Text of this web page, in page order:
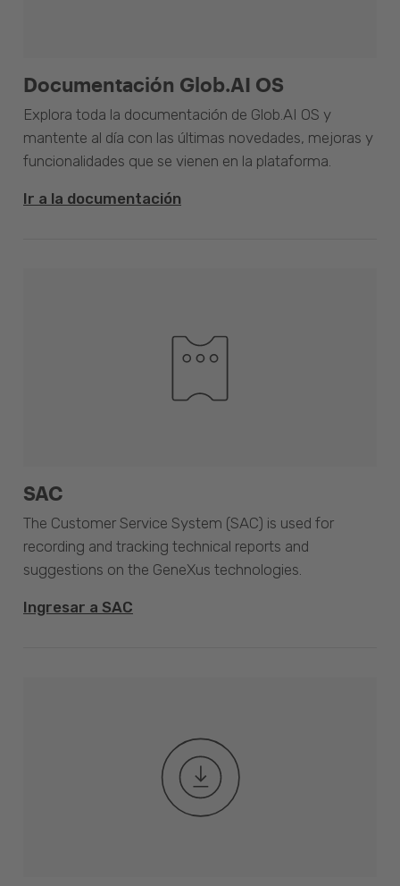
Documentación Glob.AI OS
Explora toda la documentación de Glob.AI OS y
mantente al día con las últimas novedades, mejoras y
funcionalidades que se vienen en la plataforma.
Ir a la documentación
SAC
The Customer Service System (SAC) is used for
recording and tracking technical reports and
suggestions on the GeneXus technologies.
Ingresar a SAC